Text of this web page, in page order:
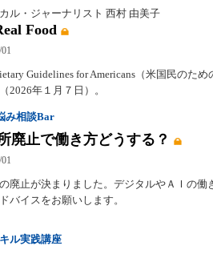
ル・ジャーナリスト 西村 由美子
Food
Guidelines for Americans（米国民のた
2026年１月７日）。
み相談Bar
廃止で働き方どうする？
廃止が決まりました。デジタルやＡＩの働
バイスをお願いします。
ル実践講座